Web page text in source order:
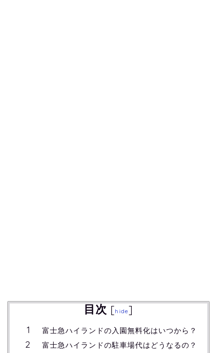
目次 [hide]
富士急ハイランドの入園無料化はいつから？
富士急ハイランドの駐車場代はどうなるの？